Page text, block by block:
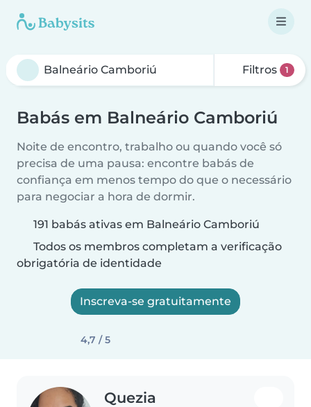
Filtros 1
Babás em Balneário Camboriú
Noite de encontro, trabalho ou quando você só
precisa de uma pausa: encontre babás de
confiança em menos tempo do que o necessário
para negociar a hora de dormir.
191 babás ativas em Balneário Camboriú
Todos os membros completam a verificação
obrigatória de identidade
Inscreva-se gratuitamente
4,7 / 5
Quezia